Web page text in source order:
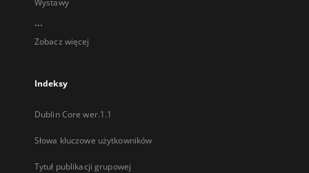
Wystawy
...
Zobacz więcej
Indeksy
Dublin Core wer.1.1
Słowa kluczowe użytkowników
Tytuł publikacji grupowej